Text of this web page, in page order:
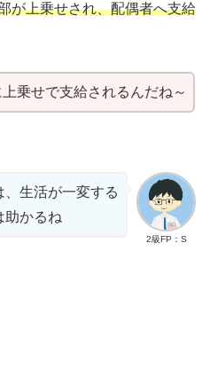
が上乗せされ、配偶者へ支給
乗せで支給されるんだね～
2級FP：S
生活が一変する
助かるね